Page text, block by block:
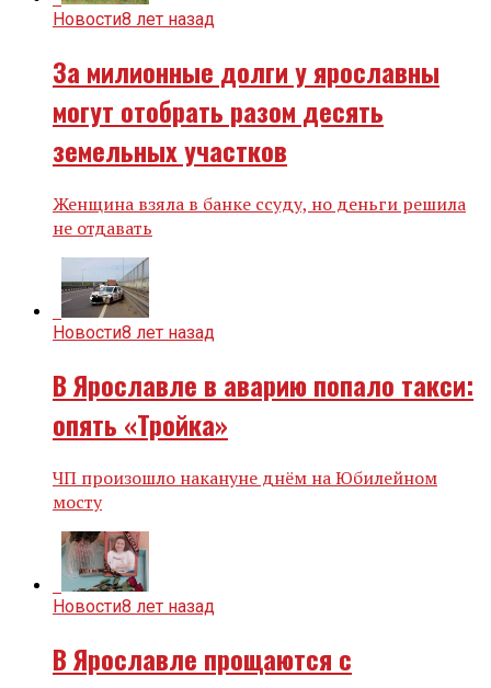
Новости8 лет назад
За милионные долги у ярославны
могут отобрать разом десять
земельных участков
Женщина взяла в банке ссуду, но деньги решила
не отдавать
Новости8 лет назад
В Ярославле в аварию попало такси:
опять «Тройка»
ЧП произошло накануне днём на Юбилейном
мосту
Новости8 лет назад
В Ярославле прощаются с